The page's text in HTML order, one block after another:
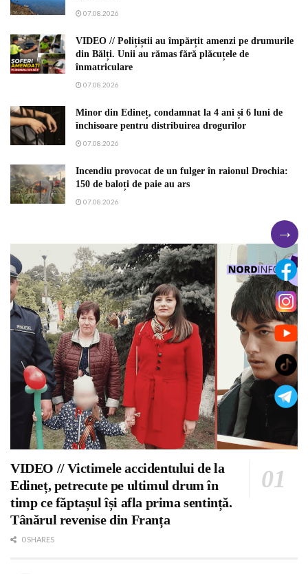
07.08.2026
VIDEO // Polițiștii au împărțit amenzi pe drumurile
din Bălți. Unii au rămas fără plăcuțele de
înmatriculare
07.08.2026
Minor din Edineț, condamnat la 4 ani și 6 luni de
închisoare pentru distribuirea drogurilor
07.08.2026
Incendiu provocat de un fulger în raionul Drochia:
150 de baloți de paie au ars
07.08.2026
VIDEO // Victimele accidentului de la
Edineț, petrecute pe ultimul drum în
timp ce făptașul își afla prima sentință.
Tânărul revenise din Franța
0 SHARES
→